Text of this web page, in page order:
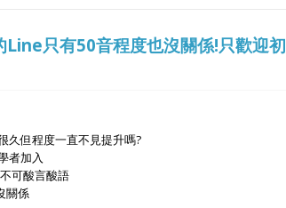
Line只有50音程度也沒關係!只歡迎初
久但程度一直不見提升嗎?
者加入
可酸言酸語
關係